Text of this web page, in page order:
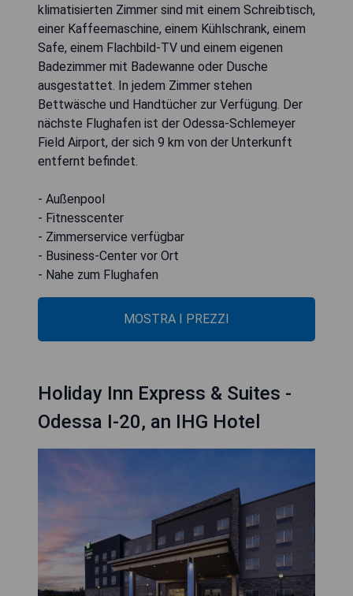
klimatisierten Zimmer sind mit einem Schreibtisch,
einer Kaffeemaschine, einem Kühlschrank, einem
Safe, einem Flachbild-TV und einem eigenen
Badezimmer mit Badewanne oder Dusche
ausgestattet. In jedem Zimmer stehen
Bettwäsche und Handtücher zur Verfügung. Der
nächste Flughafen ist der Odessa-Schlemeyer
Field Airport, der sich 9 km von der Unterkunft
entfernt befindet.
- Außenpool
- Fitnesscenter
- Zimmerservice verfügbar
- Business-Center vor Ort
- Nahe zum Flughafen
MOSTRA I PREZZI
Holiday Inn Express & Suites -
Odessa I-20, an IHG Hotel